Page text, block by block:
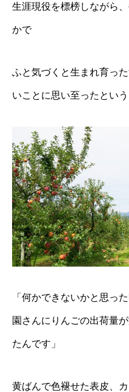
生涯現役を標榜しながら
かで
ふと気づくと生まれ育っ
いことに思い至ったという
「何かできないかと思っ
園さんにりんごの出荷量
たんです」
黄ばんで色褪せた表皮、